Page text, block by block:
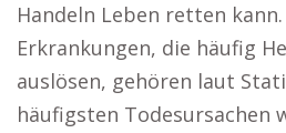
Handeln Leben retten
Erkrankungen, die häufig
auslösen, gehören laut
häufigsten Todesursachen